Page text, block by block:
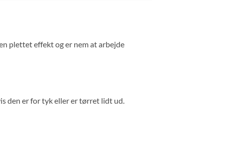
plettet effekt og er nem at arbejde
den er for tyk eller er tørret lidt ud.